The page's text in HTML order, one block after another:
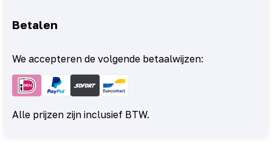
Betalen
We accepteren de volgende betaalwijzen:
Alle prijzen zijn inclusief BTW.